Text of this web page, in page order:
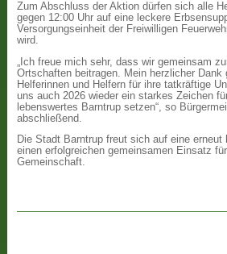
Zum Abschluss der Aktion dürfen sich alle
gegen 12:00 Uhr auf eine leckere
Versorgungseinheit der Freiwilligen
wird.
„Ich freue mich sehr, dass wir gemeinsam
Ortschaften beitragen. Mein herzlicher
Helferinnen und Helfern für ihre tatkräftige
uns auch 2026 wieder ein starkes Zeichen
lebenswertes Barntrup setzen“, so
abschließend.
Die Stadt Barntrup freut sich auf eine erneut
einen erfolgreichen gemeinsamen Einsatz
Gemeinschaft.